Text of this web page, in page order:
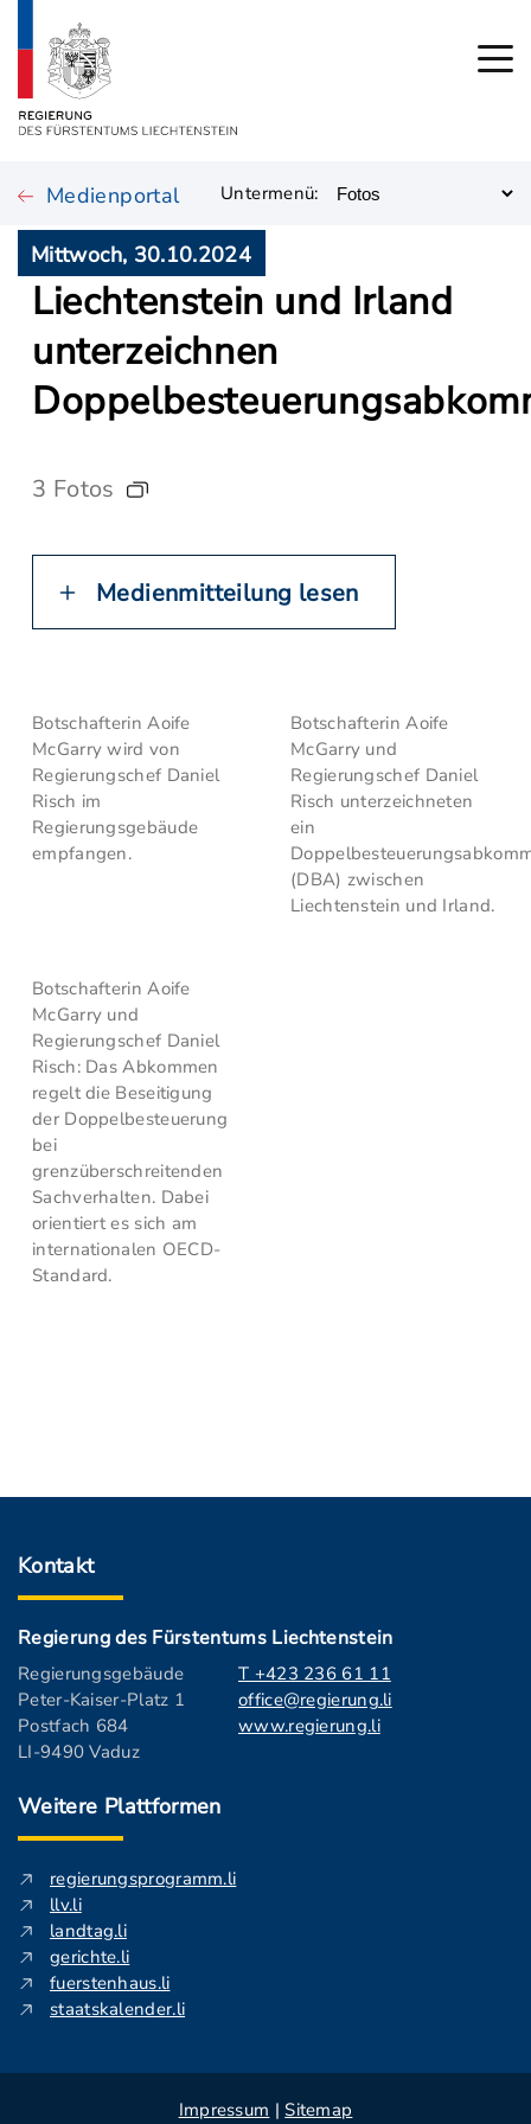
Medienportal Untermenü:
Mittwoch, 30.10.2024
Liechtenstein und Irland
unterzeichnen
3 Fotos
Medienmitteilung lesen
Botschafterin Aoife
McGarry wird von
Regierungschef Daniel
Risch im
Regierungsgebäude
empfangen.
Botschafterin Aoife
McGarry und
Regierungschef Daniel
Risch unterzeichneten
ein
(DBA) zwischen
Liechtenstein und Irland.
Botschafterin Aoife
McGarry und
Regierungschef Daniel
Risch: Das Abkommen
regelt die Beseitigung
der Doppelbesteuerung
bei
grenzüberschreitenden
Sachverhalten. Dabei
orientiert es sich am
internationalen OECD-
Standard.
Kontakt
Regierung des Fürstentums Liechtenstein
Regierungsgebäude
Peter-Kaiser-Platz 1
Postfach 684
LI-9490 Vaduz
T +423 236 61 11
office@regierung.li
www.regierung.li
Weitere Plattformen
regierungsprogramm.li
llv.li
landtag.li
gerichte.li
fuerstenhaus.li
staatskalender.li
Impressum | Sitemap